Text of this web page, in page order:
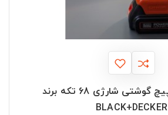
ست دریل و پیچ گوشتی شارژی 68 تکه برند
BLACK+DECKER